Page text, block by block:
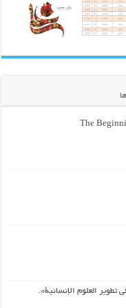
The
تطوير العلوم الإنسانية».